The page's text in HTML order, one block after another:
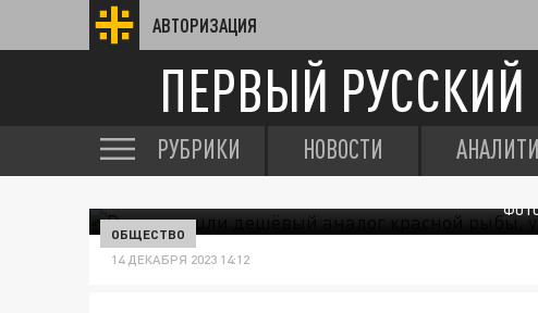
АВТОРИЗАЦИЯ
ПЕРВЫЙ РУССКИЙ
РУБРИКИ НОВОСТИ
ОБЩЕСТВО
14 ДЕКАБРЯ 2023 14:12